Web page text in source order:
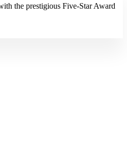
the prestigious Five-Star Award